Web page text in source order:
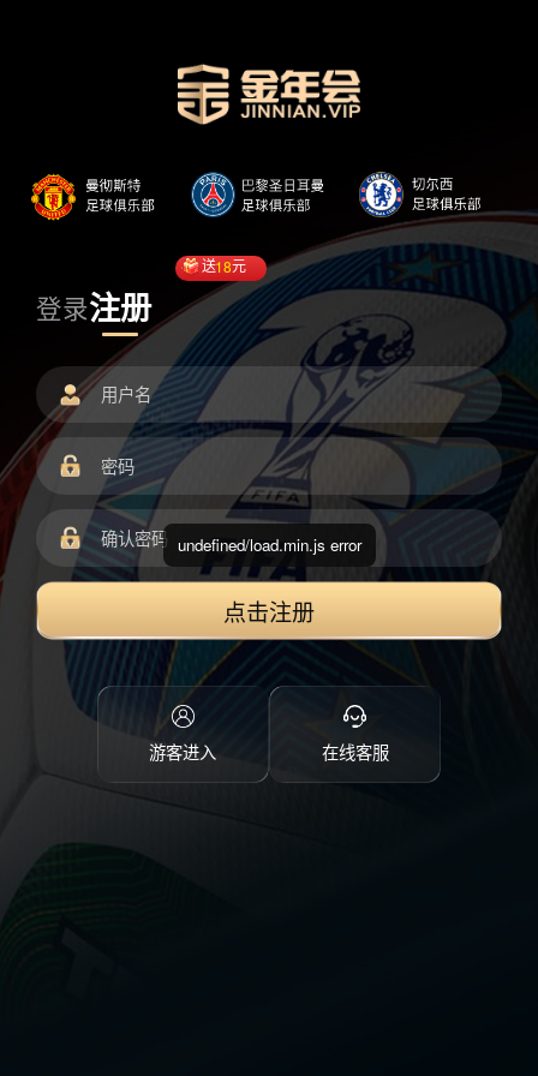
登录注册
送18元
点击注册
游客进入 在线客服
undefined/load.min.js error